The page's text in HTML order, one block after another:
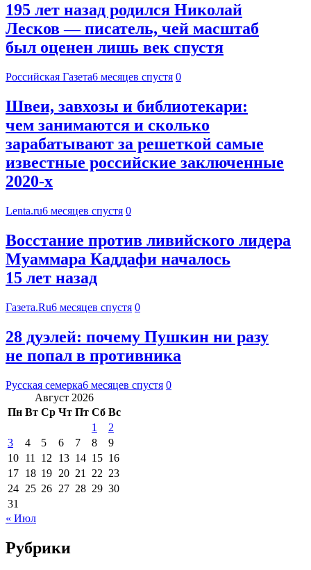
195 лет назад родился Николай
Лесков — писатель, чей масштаб
был оценен лишь век спустя
Российская Газета6 месяцев спустя 0
Швеи, завхозы и библиотекари:
чем занимаются и сколько
зарабатывают за решеткой самые
известные российские заключенные
2020-х
Lenta.ru6 месяцев спустя 0
Восстание против ливийского лидера
Муаммара Каддафи началось
15 лет назад
Газета.Ru6 месяцев спустя 0
28 дуэлей: почему Пушкин ни разу
не попал в противника
Русская семерка6 месяцев спустя 0
Август 2026
Пн Вт Ср Чт Пт Сб Вс
1
2
3
4 5 6 7 8
9
10 11 12 13 14 15 16
17 18 19 20 21 22 23
24 25 26 27 28 29 30
31
« Июл
Рубрики